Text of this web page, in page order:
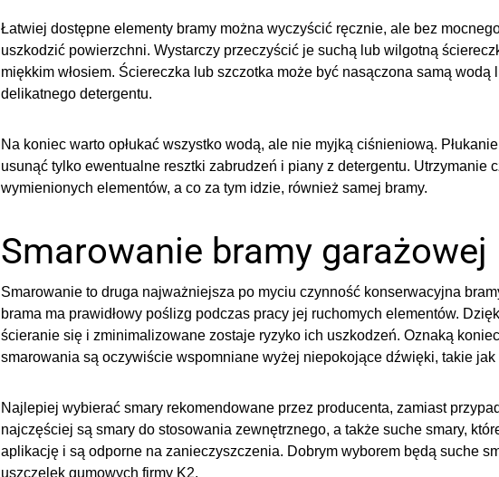
Łatwiej dostępne elementy bramy można wyczyścić ręcznie, ale bez
uszkodzić powierzchni. Wystarczy przeczyścić je suchą lub wilgotną
miękkim włosiem. Ściereczka lub szczotka może być nasączona samą wodą
delikatnego detergentu.
Na koniec warto opłukać wszystko wodą, ale nie myjką ciśnieniową.
usunąć tylko ewentualne resztki zabrudzeń i piany z detergentu. Utrzymanie
wymienionych elementów, a co za tym idzie, również samej bramy.
Smarowanie bramy garażowej
Smarowanie to druga najważniejsza po myciu czynność konserwacyjna
brama ma prawidłowy poślizg podczas pracy jej ruchomych elementów.
ścieranie się i zminimalizowane zostaje ryzyko ich uszkodzeń. Oznaką
smarowania są oczywiście wspomniane wyżej niepokojące dźwięki, takie jak
Najlepiej wybierać smary rekomendowane przez producenta, zamiast
najczęściej są smary do stosowania zewnętrznego, a także suche smary,
aplikację i są odporne na zanieczyszczenia. Dobrym wyborem będą suche
uszczelek gumowych firmy K2.